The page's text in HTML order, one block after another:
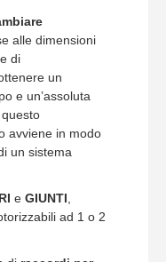
alle dimensioni
di
un
e un’assoluta
avviene in modo
un sistema
e GIUNTI
ad 1 o 2